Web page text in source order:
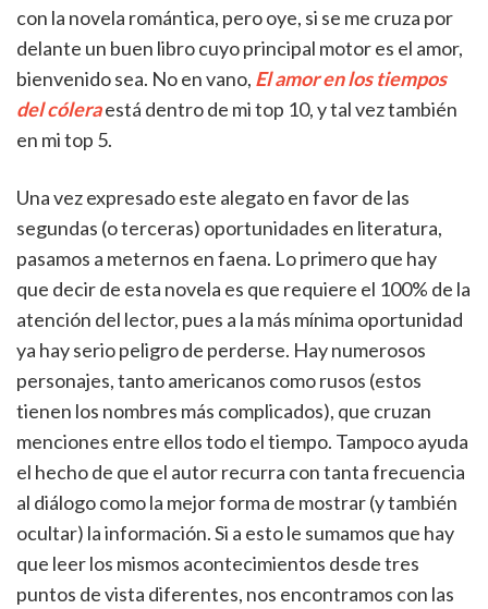
con la novela romántica, pero oye, si se me cruza por
delante un buen libro cuyo principal motor es el amor,
bienvenido sea. No en vano, El amor en los tiempos
del cóleraestá dentro de mi top 10, y tal vez también
en mi top 5.
Una vez expresado este alegato en favor de las
segundas (o terceras) oportunidades en literatura,
pasamos a meternos en faena. Lo primero que hay
que decir de esta novela es que requiere el 100% de la
atención del lector, pues a la más mínima oportunidad
ya hay serio peligro de perderse. Hay numerosos
personajes, tanto americanos como rusos (estos
tienen los nombres más complicados), que cruzan
menciones entre ellos todo el tiempo. Tampoco ayuda
el hecho de que el autor recurra con tanta frecuencia
al diálogo como la mejor forma de mostrar (y también
ocultar) la información. Si a esto le sumamos que hay
que leer los mismos acontecimientos desde tres
puntos de vista diferentes, nos encontramos con las